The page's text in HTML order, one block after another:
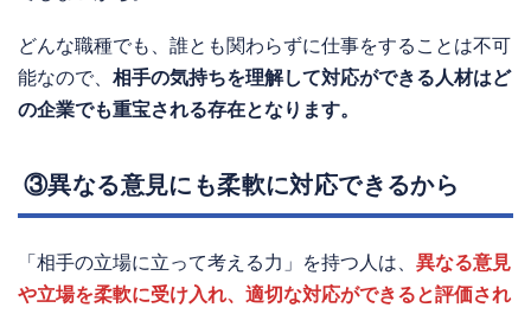
どんな職種でも、誰とも関わらずに仕事をすることは不可
能なので、 相手の気持ちを理解して対応ができる人材はど
の企業でも重宝される存在となります。
③異なる意見にも柔軟に対応できるから
「相手の立場に立って考える力」を持つ人は、 異なる意見
や立場を柔軟に受け入れ、適切な対応ができると評価され